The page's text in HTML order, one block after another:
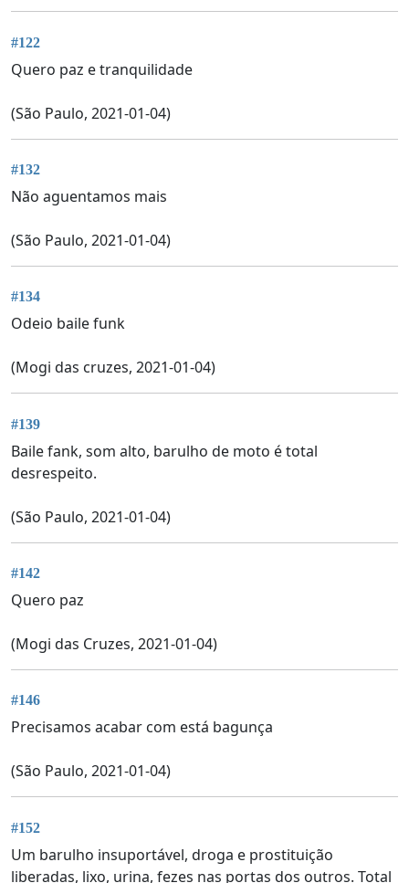
#122
Quero paz e tranquilidade
(São Paulo, 2021-01-04)
#132
Não aguentamos mais
(São Paulo, 2021-01-04)
#134
Odeio baile funk
(Mogi das cruzes, 2021-01-04)
#139
Baile fank, som alto, barulho de moto é total
desrespeito.
(São Paulo, 2021-01-04)
#142
Quero paz
(Mogi das Cruzes, 2021-01-04)
#146
Precisamos acabar com está bagunça
(São Paulo, 2021-01-04)
#152
Um barulho insuportável, droga e prostituição
liberadas, lixo, urina, fezes nas portas dos outros. Total